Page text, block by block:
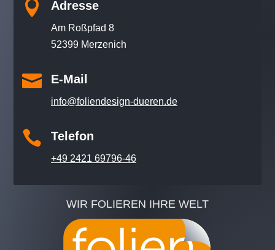
 Adresse
Am Roßpfad 8
52399 Merzenich
 E-Mail
info@foliendesign-dueren.de
 Telefon
+49 2421 69796-46
WIR FOLIEREN IHRE WELT